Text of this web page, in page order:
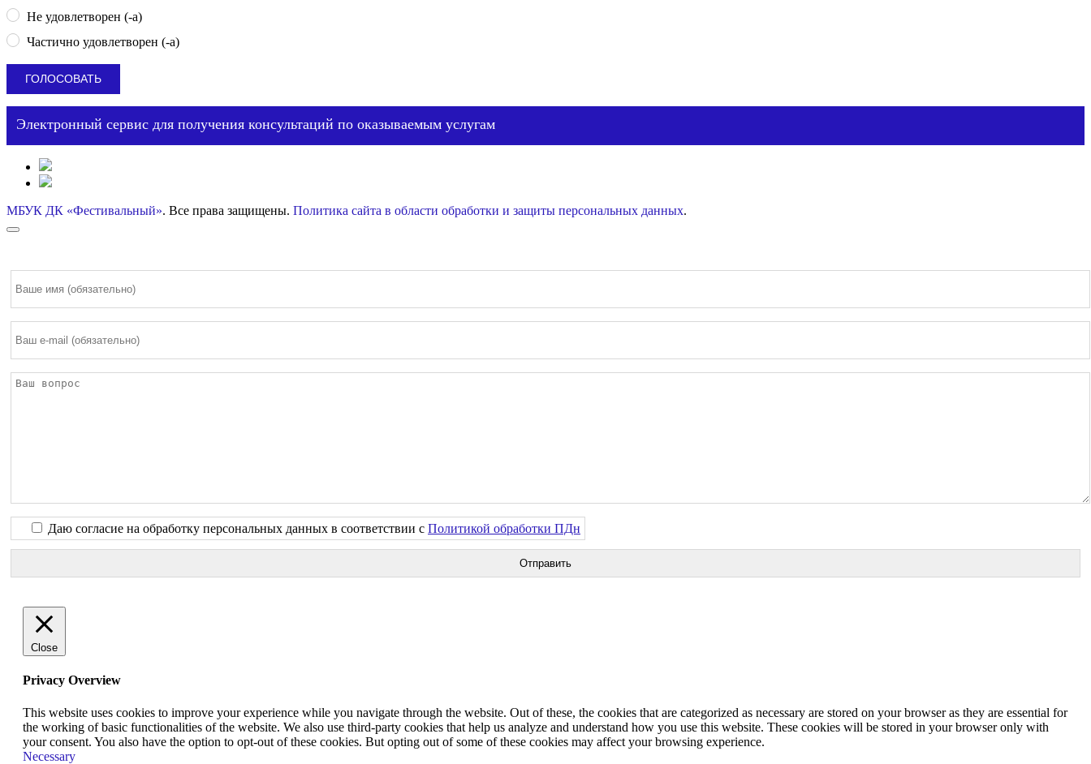
Не удовлетворен (-а)
Частично удовлетворен (-а)
Электронный сервис для получения консультаций по оказываемым услугам
МБУК ДК «Фестивальный». Все права защищены. Политика сайта в области обработки и защиты персональных данных.
Даю согласие на обработку персональных данных в соответствии с Политикой обработки ПДн
Close
Privacy Overview
This website uses cookies to improve your experience while you navigate through the website. Out of these, the cookies that are categorized as necessary are stored on your browser as they are essential for
the working of basic functionalities of the website. We also use third-party cookies that help us analyze and understand how you use this website. These cookies will be stored in your browser only with
your consent. You also have the option to opt-out of these cookies. But opting out of some of these cookies may affect your browsing experience.
Necessary